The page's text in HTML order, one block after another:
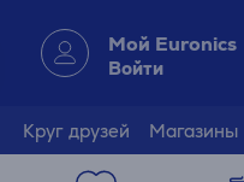
Мой Euronics
Войти
Круг друзей Магазины